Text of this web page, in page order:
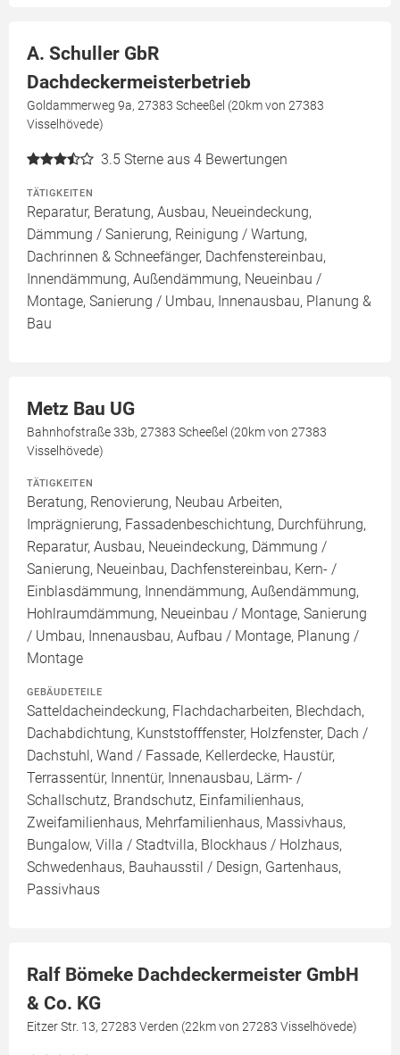
A. Schuller GbR
Dachdeckermeisterbetrieb
Goldammerweg 9a, 27383 Scheeßel (20km von 27383
Visselhövede)
3.5 Sterne aus 4 Bewertungen
TÄTIGKEITEN
Reparatur, Beratung, Ausbau, Neueindeckung,
Dämmung / Sanierung, Reinigung / Wartung,
Dachrinnen & Schneefänger, Dachfenstereinbau,
Innendämmung, Außendämmung, Neueinbau /
Montage, Sanierung / Umbau, Innenausbau, Planung &
Bau
Metz Bau UG
Bahnhofstraße 33b, 27383 Scheeßel (20km von 27383
Visselhövede)
TÄTIGKEITEN
Beratung, Renovierung, Neubau Arbeiten,
Imprägnierung, Fassadenbeschichtung, Durchführung,
Reparatur, Ausbau, Neueindeckung, Dämmung /
Sanierung, Neueinbau, Dachfenstereinbau, Kern- /
Einblasdämmung, Innendämmung, Außendämmung,
Hohlraumdämmung, Neueinbau / Montage, Sanierung
/ Umbau, Innenausbau, Aufbau / Montage, Planung /
Montage
GEBÄUDETEILE
Satteldacheindeckung, Flachdacharbeiten, Blechdach,
Dachabdichtung, Kunststofffenster, Holzfenster, Dach /
Dachstuhl, Wand / Fassade, Kellerdecke, Haustür,
Terrassentür, Innentür, Innenausbau, Lärm- /
Schallschutz, Brandschutz, Einfamilienhaus,
Zweifamilienhaus, Mehrfamilienhaus, Massivhaus,
Bungalow, Villa / Stadtvilla, Blockhaus / Holzhaus,
Schwedenhaus, Bauhausstil / Design, Gartenhaus,
Passivhaus
Ralf Bömeke Dachdeckermeister GmbH
& Co. KG
Eitzer Str. 13, 27283 Verden (22km von 27283 Visselhövede)